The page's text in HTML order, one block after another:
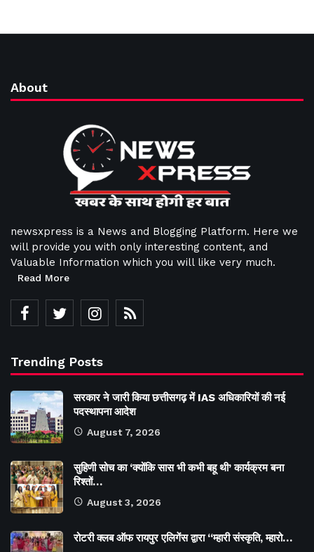
About
newsxpress is a News and Blogging Platform. Here we
will provide you with only interesting content, and
Valuable Information which you will like very much.
Read More
Trending Posts
सरकार ने जारी किया छत्तीसगढ़ में IAS अधिकारियों की नई
पदस्थापना आदेश
August 7, 2026
सुहिणी सोच का ‘क्योंकि सास भी कभी बहू थी’ कार्यक्रम बना
रिश्तों…
August 3, 2026
रोटरी क्लब ऑफ रायपुर एलिगेंस द्वारा “म्हारी संस्कृति, म्हारो…